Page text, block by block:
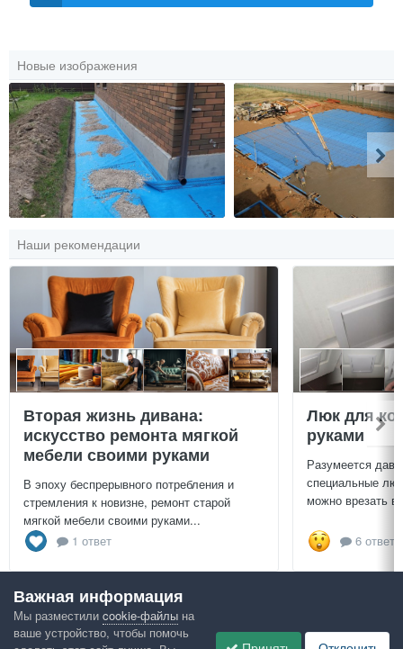
Новые изображения
Наши рекомендации
Вторая жизнь дивана:
искусство ремонта мягкой
мебели своими руками
В эпоху беспрерывного потребления и
стремления к новизне, ремонт старой
мягкой мебели своими руками...
1 ответ
Люк для
руками
Разумеется
специальные
можно врезать
6
Посмотреть всё
Важная информация
Мы разместили cookie-файлы на
ваше устройство, чтобы помочь